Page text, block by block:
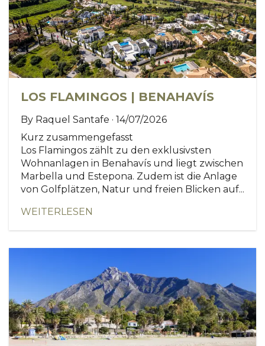
LOS FLAMINGOS | BENAHAVÍS
By Raquel Santafe · 14/07/2026
Kurz zusammengefasst
Los Flamingos zählt zu den exklusivsten
Wohnanlagen in Benahavís und liegt zwischen
Marbella und Estepona. Zudem ist die Anlage
von Golfplätzen, Natur und freien Blicken auf...
WEITERLESEN